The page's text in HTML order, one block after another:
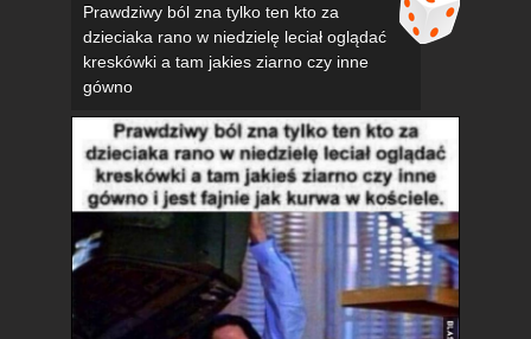
Prawdziwy ból zna tylko ten kto za
dzieciaka rano w niedzielę leciał oglądać
kreskówki a tam jakies ziarno czy inne
gówno